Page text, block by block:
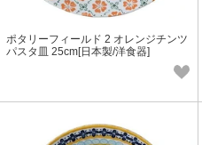
ポタリーフィールド 2 オレンジチンツ
パスタ皿 25cm[日本製/洋食器]